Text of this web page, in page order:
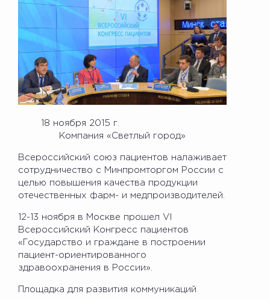
18 ноября 2015 г.
Компания «Светлый город»
Всероссийский союз пациентов налаживает
сотрудничество с Минпромторгом России с
целью повышения качества продукции
отечественных фарм- и медпроизводителей.
12-13 ноября в Москве прошел VI
Всероссийский Конгресс пациентов
«Государство и граждане в построении
пациент-ориентированного
здравоохранения в России».
Площадка для развития коммуникаций